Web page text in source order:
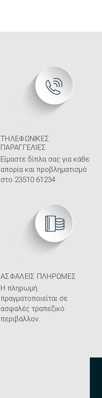
ΤΗΛΕΦΩΝΙΚΈΣ
ΠΑΡΑΓΓΕΛΊΕΣ
Είμαστε δίπλα σας για κάθε
απορία και προβληματισμό
στο 23510 61234.
ΑΣΦΑΛΕΊΣ ΠΛΗΡΩΜΈΣ
Η πληρωμή
πραγματοποιείται σε
ασφαλές τραπεζικό
περιβάλλον.